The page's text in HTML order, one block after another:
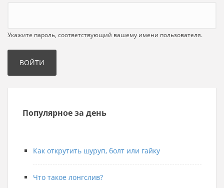
Укажите пароль, соответствующий вашему имени пользователя.
Популярное за день
Как открутить шуруп, болт или гайку
Что такое лонгслив?